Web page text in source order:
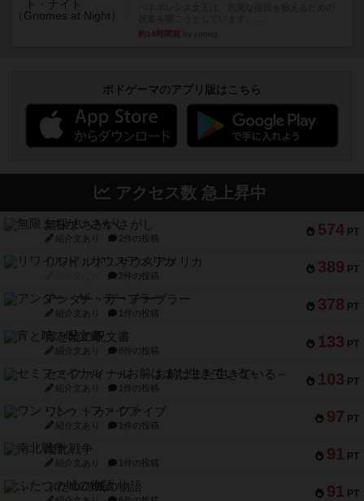
約14時間前
ボドゲーマのアプリ版はこちら
アクセス数 急上昇中
574 PT
無限まちがいさがし
紹介文あり 2件の投稿
389 PT
リワイルド：サウスアメリカ
2件の投稿
378 PT
アンダー・ザ・テーブラー
紹介文あり 1件の投稿
133 PT
宵と暁の呪文書
紹介文あり 8件の投稿
103 PT
セミファイナル ～お前はまだ生きている～
紹介文あり 1件の投稿
97 PT
ワン・トゥ・ファイブ
紹介文あり 1件の投稿
91 PT
南北戦争
紹介文あり 1件の投稿
91 PT
ふたつの城の物語